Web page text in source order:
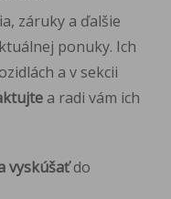
záruky a ďalšie
ponuky. Ich
a v sekcii
a radi vám ich
vyskúšaťdo